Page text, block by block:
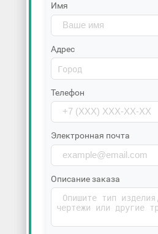
Имя
Адрес
Телефон
Электронная почта
Описание заказа